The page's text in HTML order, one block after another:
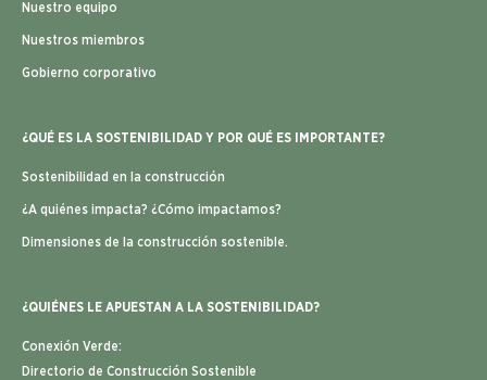
Nuestro equipo
Nuestros miembros
Gobierno corporativo
¿QUÉ ES LA SOSTENIBILIDAD Y POR QUÉ ES IMPORTANTE?
Sostenibilidad en la construcción
¿A quiénes impacta? ¿Cómo impactamos?
Dimensiones de la construcción sostenible.
¿QUIÉNES LE APUESTAN A LA SOSTENIBILIDAD?
Conexión Verde:
Directorio de Construcción Sostenible